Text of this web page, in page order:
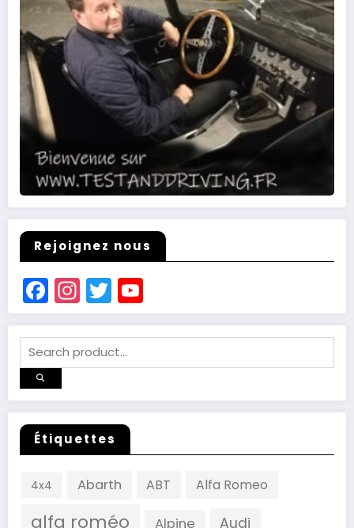
Rejoignez nous
Facebook
Instagram
Twitter
Channel
Étiquettes
4x4 Abarth ABT Alfa Romeo
alfa roméo Alpine Audi